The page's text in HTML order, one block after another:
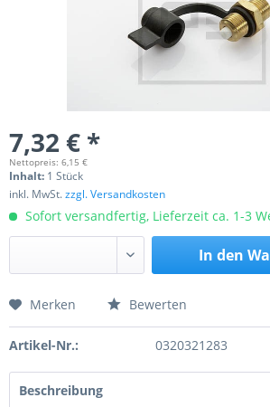
7,32 € *
Nettopreis: 6,15 €
Inhalt: 1 Stück
inkl. MwSt.zzgl. Versandkosten
Sofort versandfertig, Lieferzeit ca. 1-3
In den
Preis anfragen
Merken Bewerten
Artikel-Nr.: 0320321283
Beschreibung